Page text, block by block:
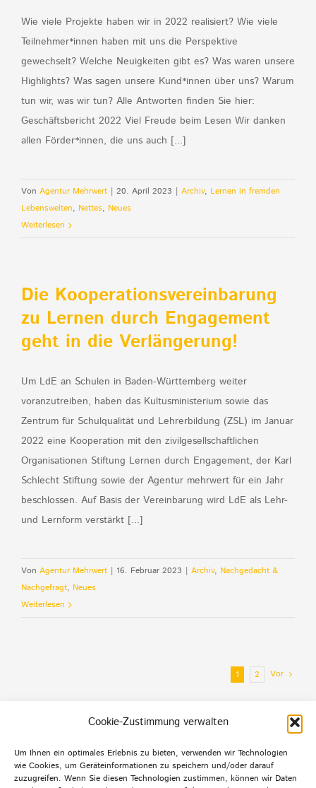
Cookie-Zustimmung verwalten
Um Ihnen ein optimales Erlebnis zu bieten, verwenden wir Technologien
wie Cookies, um Geräteinformationen zu speichern und/oder darauf
zuzugreifen. Wenn Sie diesen Technologien zustimmen, können wir Daten
Wie viele Projekte haben wir in 2022 realisiert? Wie viele
Teilnehmer*innen haben mit uns die Perspektive
gewechselt? Welche Neuigkeiten gibt es? Was waren unsere
Highlights? Was sagen unsere Kund*innen über uns? Warum
tun wir, was wir tun? Alle Antworten finden Sie hier:
Geschäftsbericht 2022 Viel Freude beim Lesen Wir danken
allen Förder*innen, die uns auch [...]
Von Agentur Mehrwert | 20. April 2023 | Archiv, Lernen in fremden
Lebenswelten, Nettes, Neues
Weiterlesen
Die Kooperationsvereinbarung
zu Lernen durch Engagement
geht in die Verlängerung!
Um LdE an Schulen in Baden-Württemberg weiter
voranzutreiben, haben das Kultusministerium sowie das
Zentrum für Schulqualität und Lehrerbildung (ZSL) im Januar
2022 eine Kooperation mit den zivilgesellschaftlichen
Organisationen Stiftung Lernen durch Engagement, der Karl
Schlecht Stiftung sowie der Agentur mehrwert für ein Jahr
beschlossen. Auf Basis der Vereinbarung wird LdE als Lehr-
und Lernform verstärkt [...]
Von Agentur Mehrwert | 16. Februar 2023 | Archiv, Nachgedacht &
Nachgefragt, Neues
Weiterlesen
1 2 Vor
Default Footer Text